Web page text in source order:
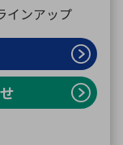
インアップ